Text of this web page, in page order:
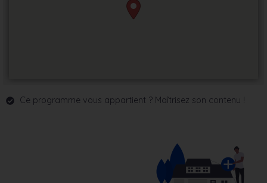
Ce programme vous appartient ? Maîtrisez son contenu !